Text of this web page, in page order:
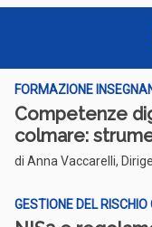
FORMAZIONE
Competenze
colmare:
di Anna Vaccarelli,
GESTIONE DEL RISCHIO